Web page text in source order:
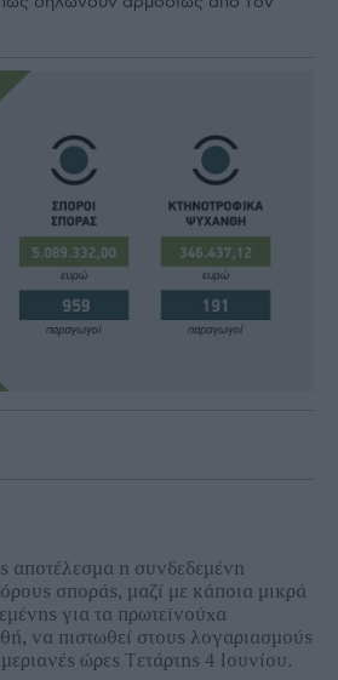
αποτέλεσμα η συνδεδεμένη
σποράς, μαζί με κάποια μικρά
για τα πρωτεϊνούχα
να πιστωθεί στους λογαριασμούς
ώρες Τετάρτης 4 Ιουνίου.